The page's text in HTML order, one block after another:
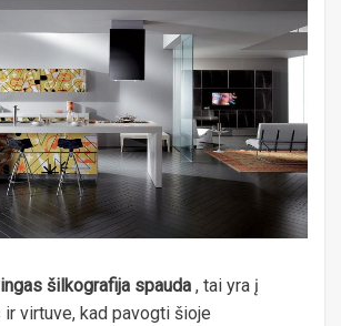
šilkografija spauda , tai yra į
virtuve, kad pavogti šioje